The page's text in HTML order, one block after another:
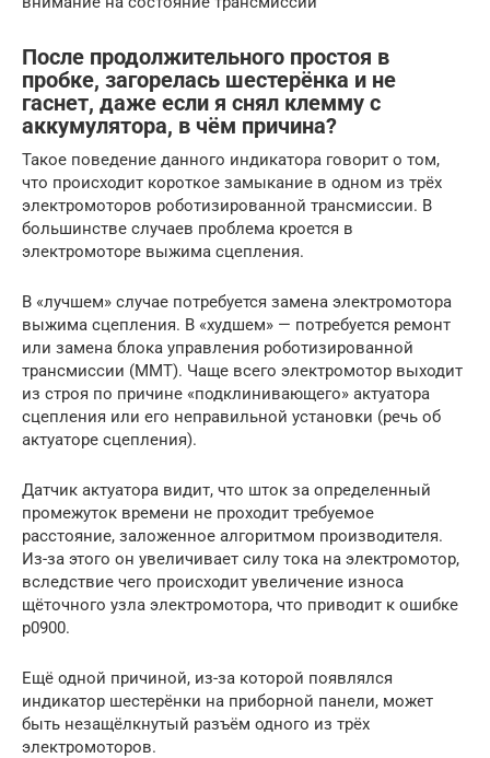
После продолжительного простоя в
пробке, загорелась шестерёнка и не
гаснет, даже если я снял клемму с
аккумулятора, в чём причина?
Такое поведение данного индикатора говорит о том,
что происходит короткое замыкание в одном из трёх
электромоторов роботизированной трансмиссии. В
большинстве случаев проблема кроется в
электромоторе выжима сцепления.
В «лучшем» случае потребуется замена электромотора
выжима сцепления. В «худшем» — потребуется ремонт
или замена блока управления роботизированной
трансмиссии (ММТ). Чаще всего электромотор выходит
из строя по причине «подклинивающего» актуатора
сцепления или его неправильной установки (речь об
актуаторе сцепления).
Датчик актуатора видит, что шток за определенный
промежуток времени не проходит требуемое
расстояние, заложенное алгоритмом производителя.
Из-за этого он увеличивает силу тока на электромотор,
вследствие чего происходит увеличение износа
щёточного узла электромотора, что приводит к ошибке
p0900.
Ещё одной причиной, из-за которой появлялся
индикатор шестерёнки на приборной панели, может
быть незащёлкнутый разъём одного из трёх
электромоторов.